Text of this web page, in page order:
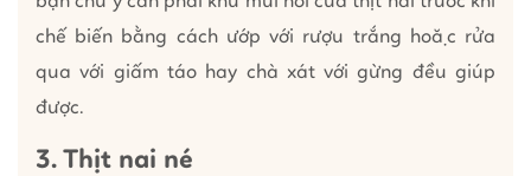
chế biến bằng cách ướp với rượu trắng hoặc rửa
qua với giấm táo hay chà xát với gừng đều giúp
được.
3. Thịt nai né